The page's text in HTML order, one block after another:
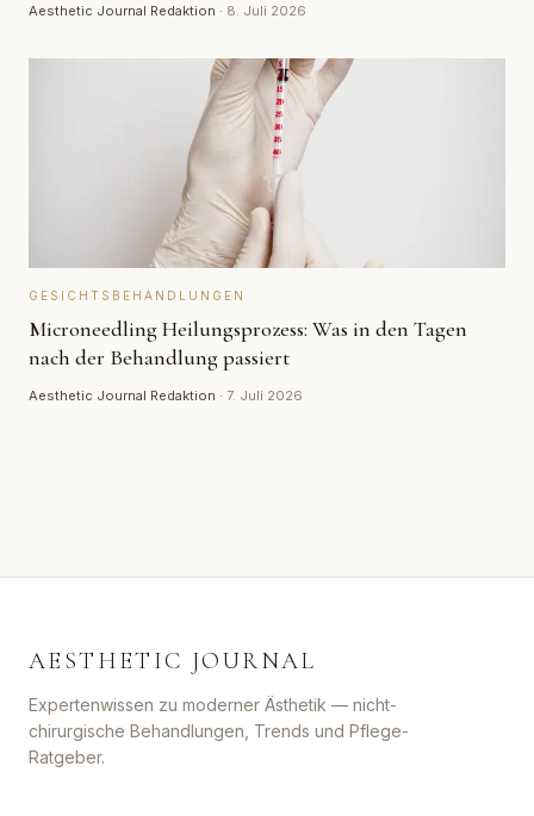
Aesthetic Journal Redaktion · 8. Juli 2026
GESICHTSBEHANDLUNGEN
Microneedling Heilungsprozess: Was in den Tagen
nach der Behandlung passiert
Aesthetic Journal Redaktion · 7. Juli 2026
AESTHETIC JOURNAL
Expertenwissen zu moderner Ästhetik — nicht-
chirurgische Behandlungen, Trends und Pflege-
Ratgeber.